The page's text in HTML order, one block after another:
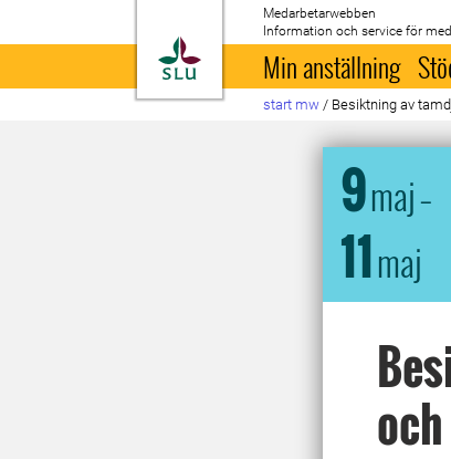
Till startsida
Medarbetarwebben
Information och service för
Min anställning
start mw / Besiktning av
9maj–
11maj